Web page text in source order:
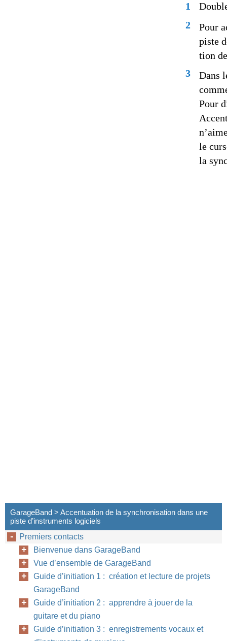
1
2
Pour
piste
tion
3
Dans
Pour
le
la
GarageBand > Accentuation de la synchronisation dans une
piste d’instruments logiciels
Premiers contacts
Bienvenue dans GarageBand
Vue d’ensemble de GarageBand
Guide d’initiation 1 : création et lecture de projets
GarageBand
Guide d’initiation 2 : apprendre à jouer de la
guitare et du piano
Guide d’initiation 3 : enregistrements vocaux et